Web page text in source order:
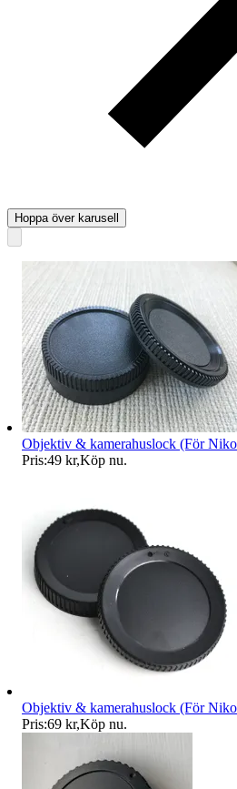
Hoppa över karusell
Objektiv & kamerahuslock (För
Pris:49 kr,Köp nu.
Objektiv & kamerahuslock (För
Pris:69 kr,Köp nu.